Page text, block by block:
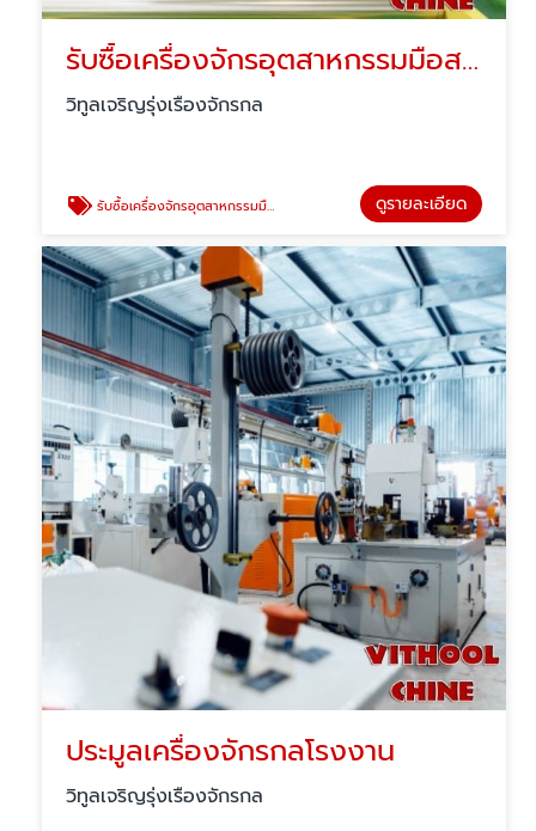
รับซื้อเครื่องจักรอุตสาหกรรมมือสอง
วิทูลเจริญรุ่งเรืองจักรกล
รับซื้อเครื่องจักรอุตสาหกรรมมือสอง ดูรายละเอียด
ประมูลเครื่องจักรกลโรงงาน
วิทูลเจริญรุ่งเรืองจักรกล